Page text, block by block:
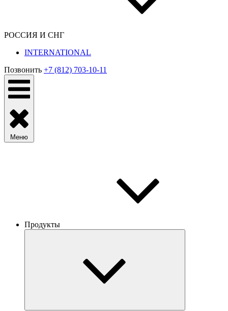
РОССИЯ И СНГ
INTERNATIONAL
Позвонить +7 (812) 703-10-11
Меню
Продукты